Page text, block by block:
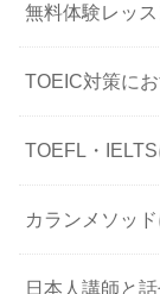
無料体験レッ
TOEIC対策に
TOEFL・
カランメソッ
日本人講師と